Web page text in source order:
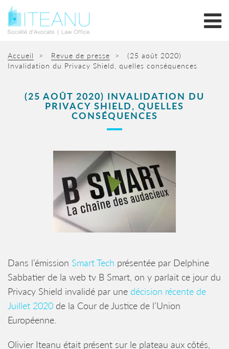
Accueil > Revue de presse > (25 août 2020)
Invalidation du Privacy Shield, quelles conséquences
(25 AOÛT 2020) INVALIDATION DU
PRIVACY SHIELD, QUELLES
CONSÉQUENCES
Dans l’émission Smart Tech présentée par Delphine
Sabbatier de la web tv B Smart, on y parlait ce jour du
Privacy Shield invalidé par une décision récente de
Juillet 2020 de la Cour de Justice de l’Union
Européenne.
Olivier Iteanu était présent sur le plateau aux côtés,